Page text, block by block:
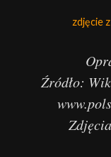
zdjęcie
Źródło: